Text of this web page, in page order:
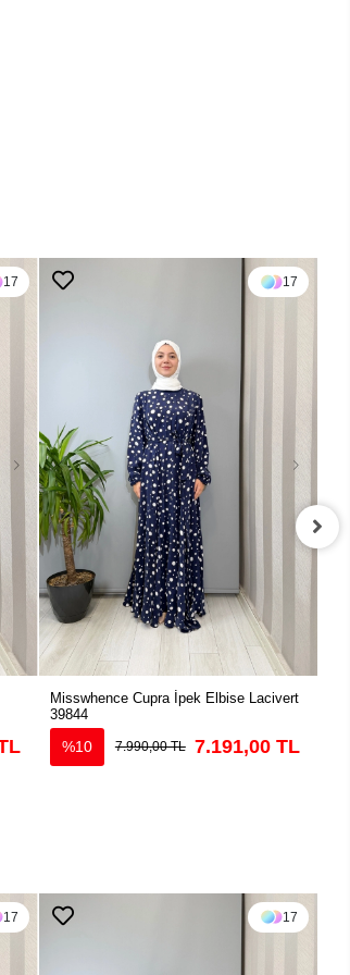
17 17
Misswhence Cupra İpek Elbise Lacivert
39844
%10 7.990,00 TL 7.191,00 TL
17 17